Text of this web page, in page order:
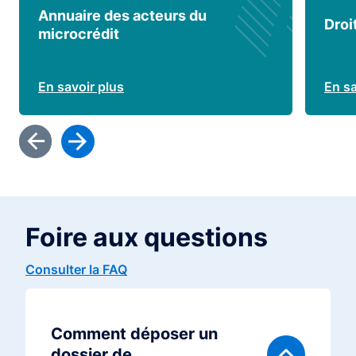
Annuaire des acteurs du
microcrédit
En savoir plus En
Foire aux questions
Consulter la FAQ
Comment déposer un